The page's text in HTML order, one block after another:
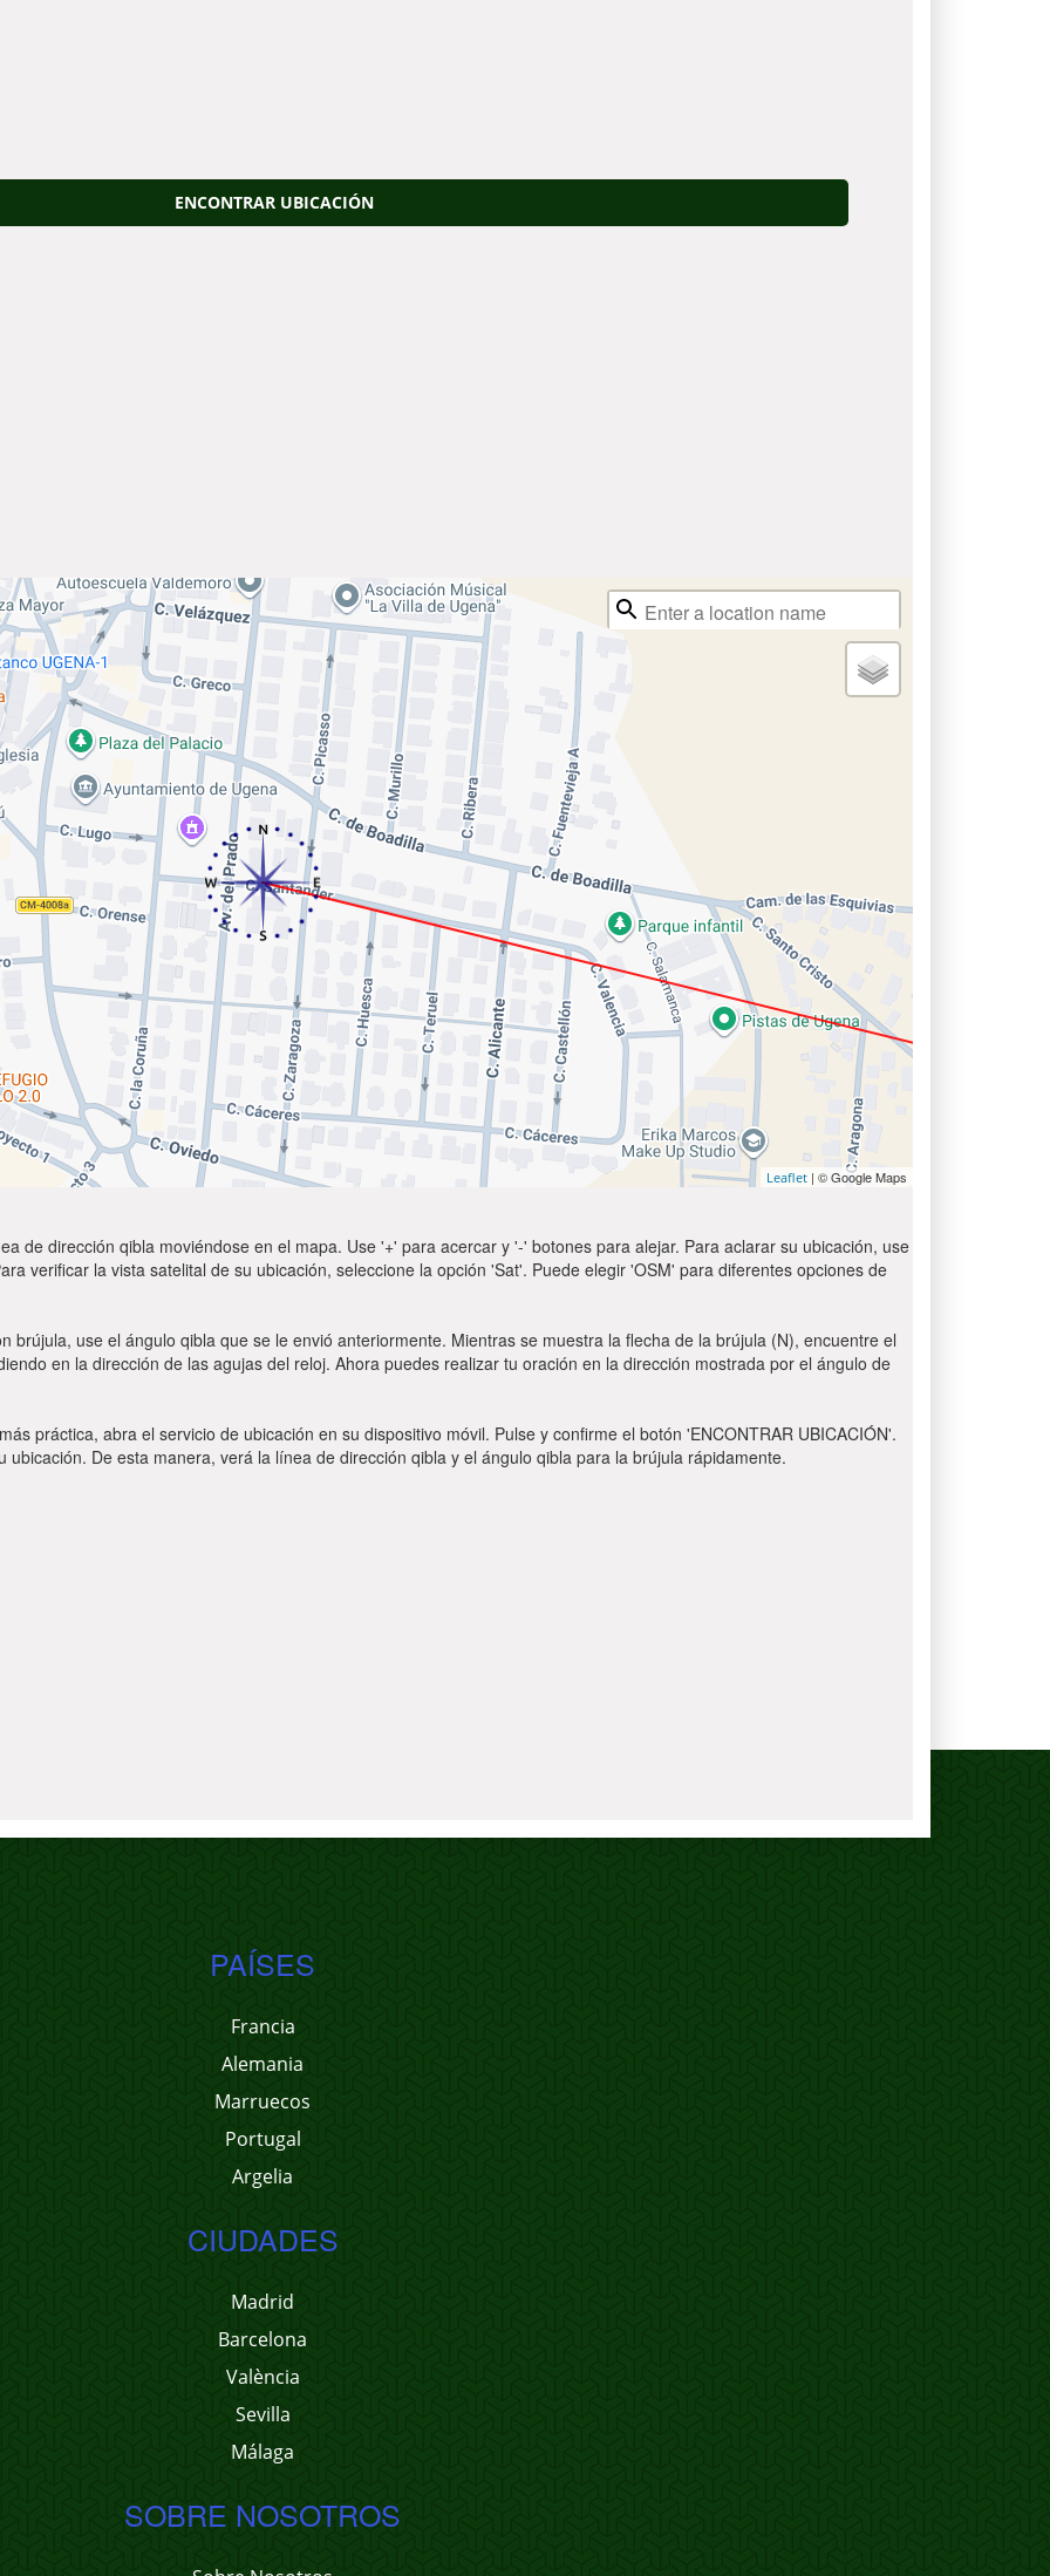
ENCONTRAR UBICACIÓN
Leaflet | © Google Maps
de dirección qibla moviéndose en el mapa. Use '+' para acercar y '-' botones para alejar. Para aclarar su ubicación, use
verificar la vista satelital de su ubicación, seleccione la opción 'Sat'. Puede elegir 'OSM' para diferentes opciones de
brújula, use el ángulo qibla que se le envió anteriormente. Mientras se muestra la flecha de la brújula (N), encuentre el
en la dirección de las agujas del reloj. Ahora puedes realizar tu oración en la dirección mostrada por el ángulo de
práctica, abra el servicio de ubicación en su dispositivo móvil. Pulse y confirme el botón 'ENCONTRAR UBICACIÓN'.
De esta manera, verá la línea de dirección qibla y el ángulo qibla para la brújula rápidamente.
PAÍSES
Francia
Alemania
Marruecos
Portugal
Argelia
CIUDADES
Madrid
Barcelona
València
Sevilla
Málaga
SOBRE NOSOTROS